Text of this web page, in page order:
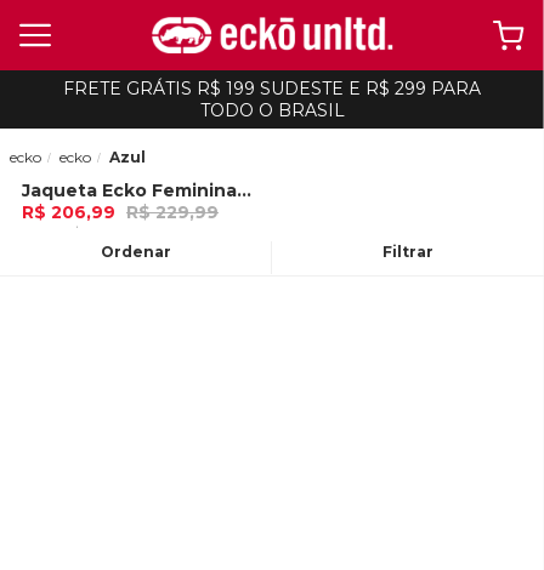
FRETE GRÁTIS R$ 199 SUDESTE E R$ 299 PARA
TODO O BRASIL
Ordenar Filtrar
ecko ecko Azul
-10%Jaqueta Ecko Feminina Jeans Azul
R$ 206,99 R$ 229,99
6x de R$ 34,49 Ou